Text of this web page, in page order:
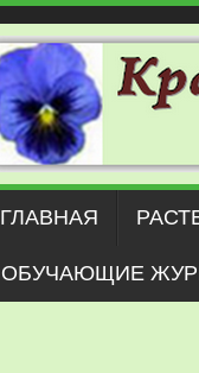
ГЛАВНАЯ
ОБУЧАЮЩИЕ